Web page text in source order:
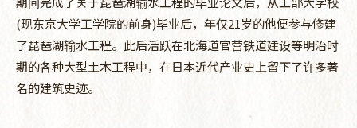
(现东京大学工学院的前身)毕业后，年仅21岁的他便参与修建
了琵琶湖输水工程。此后活跃在北海道官营铁道建设等明治时
期的各种大型土木工程中，在日本近代产业史上留下了许多著
名的建筑史迹。